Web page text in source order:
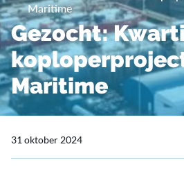
Maritime
Gezocht:
Maritime
31 oktober 2024